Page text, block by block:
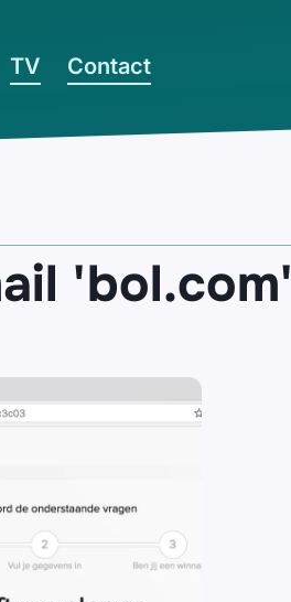
TV Contact
'bol.com'